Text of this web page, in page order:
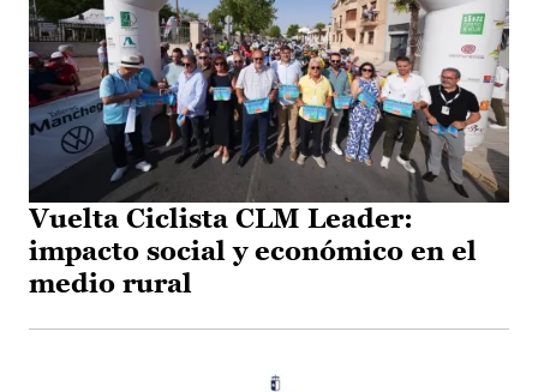
Vuelta Ciclista CLM Leader:
impacto social y económico en el
medio rural